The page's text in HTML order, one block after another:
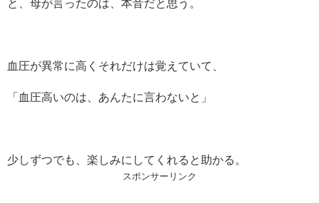
と、母が言ったのは、本音だと思う。
血圧が異常に高くそれだけは覚えていて、
「血圧高いのは、あんたに言わないと」
少しずつでも、楽しみにしてくれると助かる。
スポンサーリンク